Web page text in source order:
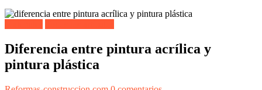
Diferencia entre pintura acrílica y
pintura plástica